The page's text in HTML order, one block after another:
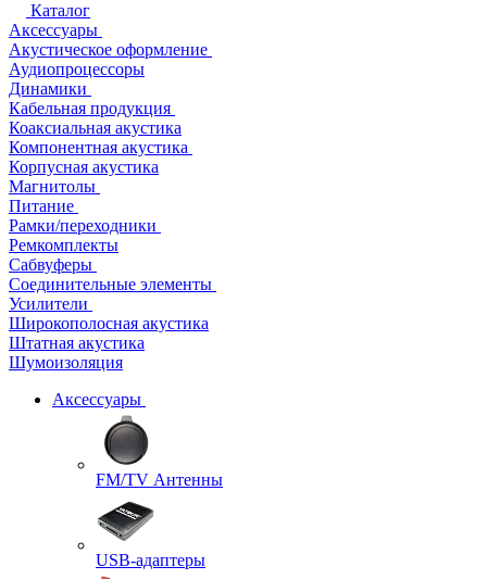
Каталог
Аксессуары
Акустическое оформление
Аудиопроцессоры
Динамики
Кабельная продукция
Коаксиальная акустика
Компонентная акустика
Корпусная акустика
Магнитолы
Питание
Рамки/переходники
Ремкомплекты
Сабвуферы
Соединительные элементы
Усилители
Широкополосная акустика
Штатная акустика
Шумоизоляция
Аксессуары
FM/TV Антенны
USB-адаптеры